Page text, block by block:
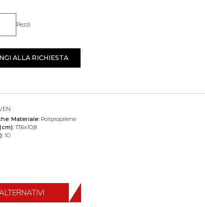
Pezzi
ALLA RICHIESTA
Materiale: Polipropilene
17,6x10,8
10